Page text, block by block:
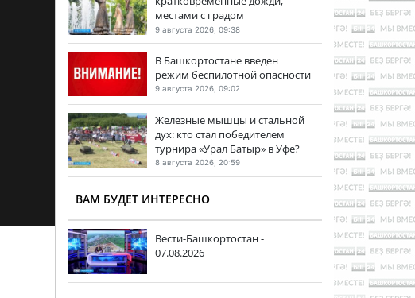
местами с градом
9 августа 2026, 09:38
В Башкортостане введен
режим беспилотной опасности
9 августа 2026, 09:02
Железные мышцы и стальной
дух: кто стал победителем
турнира «Урал Батыр» в Уфе?
8 августа 2026, 20:59
ВАМ БУДЕТ ИНТЕРЕСНО
Вести-Башкортостан -
07.08.2026